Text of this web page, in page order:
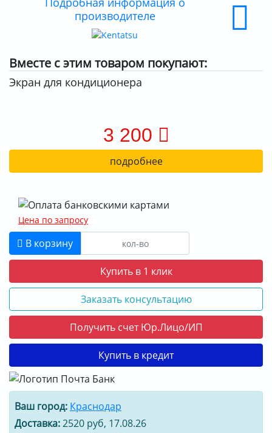
производителе
Вместе с этим товаром покупают:
Экран для кондиционера
3 200
подробнее
Цена по запросу
В корзину
Купить в 1 клик
Заказать консультацию
Получить счет Юр.Лицо/ИП
Купить в кредит
Ваш город: Краснодар
Доставка:2520 руб, 17.08.26